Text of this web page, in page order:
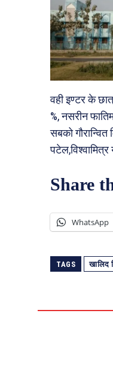
वही इण्टर के
%, नसरीन
सबको
Share
WhatsApp
TAGS खालिद